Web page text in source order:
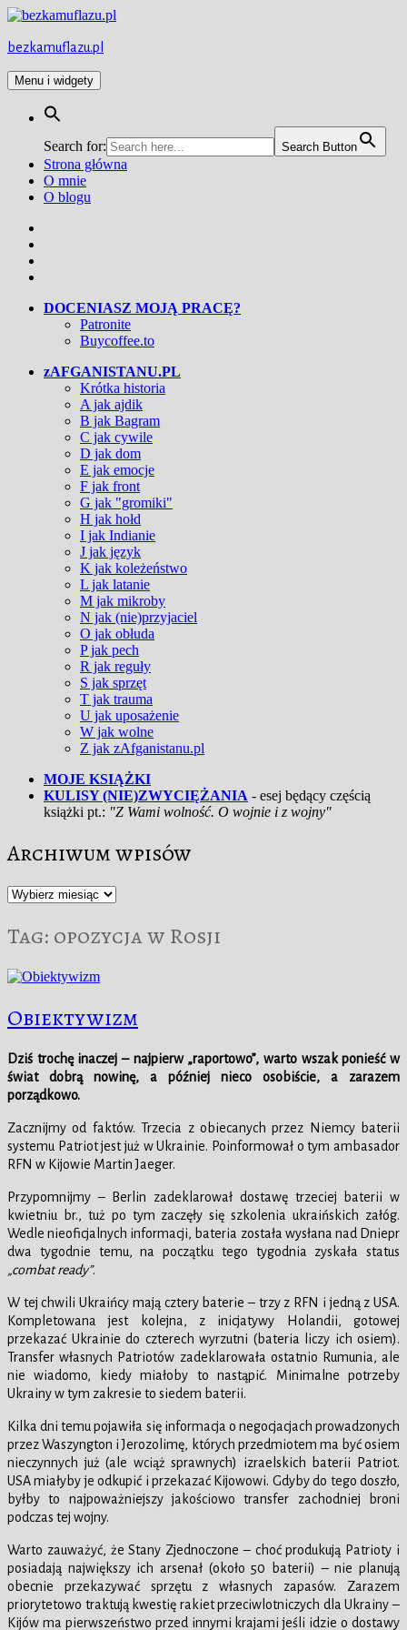
Przejdź
treści
bezkamuflazu.pl
Menu i widgety
Search for: Search Button
Strona główna
O mnie
O blogu
DOCENIASZ MOJĄ PRACĘ?
Patronite
Buycoffee.to
zAFGANISTANU.PL
Krótka historia
A jak ajdik
B jak Bagram
C jak cywile
D jak dom
E jak emocje
F jak front
G jak "gromiki"
H jak hołd
I jak Indianie
J jak język
K jak koleżeństwo
L jak latanie
M jak mikroby
N jak (nie)przyjaciel
O jak obłuda
P jak pech
R jak reguły
S jak sprzęt
T jak trauma
U jak uposażenie
W jak wolne
Z jak zAfganistanu.pl
MOJE KSIĄŻKI
KULISY (NIE)ZWYCIĘŻANIA - esej będący częścią
książki pt.: "Z Wami wolność. O wojnie i z wojny"
Archiwum wpisów
Archiwum
Tag: opozycja w Rosji
Obiektywizm
Dziś trochę inaczej – najpierw „raportowo”, warto wszak ponieść w
świat dobrą nowinę, a później nieco osobiście, a zarazem
porządkowo.
Zacznijmy od faktów. Trzecia z obiecanych przez Niemcy baterii
systemu Patriot jest już w Ukrainie. Poinformował o tym ambasador
RFN w Kijowie Martin Jaeger.
Przypomnijmy – Berlin zadeklarował dostawę trzeciej baterii w
kwietniu br., tuż po tym zaczęły się szkolenia ukraińskich załóg.
Wedle nieoficjalnych informacji, bateria została wysłana nad Dniepr
dwa tygodnie temu, na początku tego tygodnia zyskała status
„combat ready”.
W tej chwili Ukraińcy mają cztery baterie – trzy z RFN i jedną z USA.
Kompletowana jest kolejna, z inicjatywy Holandii, gotowej
przekazać Ukrainie do czterech wyrzutni (bateria liczy ich osiem).
Transfer własnych Patriotów zadeklarowała ostatnio Rumunia, ale
nie wiadomo, kiedy miałoby to nastąpić. Minimalne potrzeby
Ukrainy w tym zakresie to siedem baterii.
Kilka dni temu pojawiła się informacja o negocjacjach prowadzonych
przez Waszyngton i Jerozolimę, których przedmiotem ma być osiem
nieczynnych już (ale wciąż sprawnych) izraelskich baterii Patriot.
USA miałyby je odkupić i przekazać Kijowowi. Gdyby do tego doszło,
byłby to najpoważniejszy jakościowo transfer zachodniej broni
podczas tej wojny.
Warto zauważyć, że Stany Zjednoczone – choć produkują Patrioty i
posiadają największy ich arsenał (około 50 baterii) – nie planują
obecnie przekazywać sprzętu z własnych zapasów. Zarazem
priorytetowo traktują kwestię rakiet przeciwlotniczych dla Ukrainy –
Kijów ma pierwszeństwo przed innymi krajami jeśli idzie o dostawy